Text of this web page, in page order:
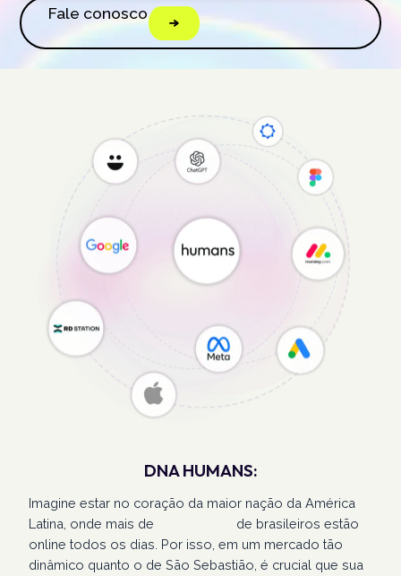
Fale conosco
DNA HUMANS:
Imagine estar no coração da maior nação da América
Latina, onde mais de
de brasileiros estão
online todos os dias. Por isso, em um mercado tão
dinâmico quanto o de São Sebastião, é crucial que sua